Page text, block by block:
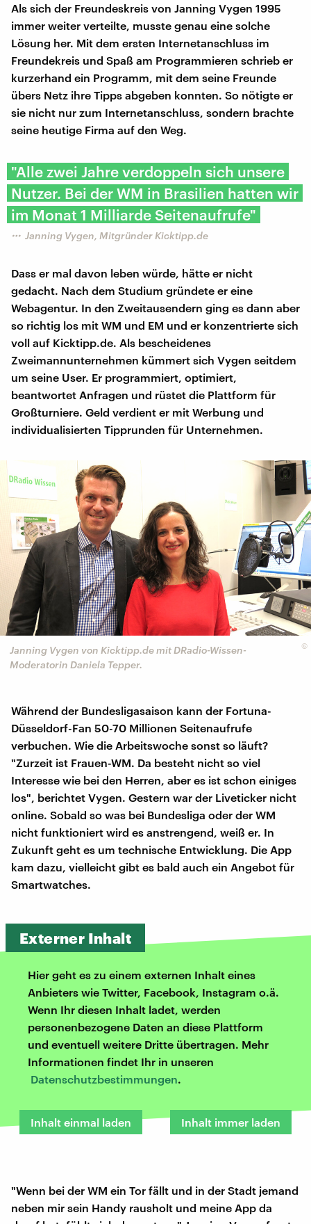
Als sich der Freundeskreis von Janning Vygen 1995
immer weiter verteilte, musste genau eine solche
Lösung her. Mit dem ersten Internetanschluss im
Freundekreis und Spaß am Programmieren schrieb er
kurzerhand ein Programm, mit dem seine Freunde
übers Netz ihre Tipps abgeben konnten. So nötigte er
sie nicht nur zum Internetanschluss, sondern brachte
seine heutige Firma auf den Weg.
"Alle zwei Jahre verdoppeln sich unsere
Nutzer. Bei der WM in Brasilien hatten wir
im Monat 1 Milliarde Seitenaufrufe"
Janning Vygen, Mitgründer Kicktipp.de
Dass er mal davon leben würde, hätte er nicht
gedacht. Nach dem Studium gründete er eine
Webagentur. In den Zweitausendern ging es dann aber
so richtig los mit WM und EM und er konzentrierte sich
voll auf Kicktipp.de. Als bescheidenes
Zweimannunternehmen kümmert sich Vygen seitdem
um seine User. Er programmiert, optimiert,
beantwortet Anfragen und rüstet die Plattform für
Großturniere. Geld verdient er mit Werbung und
individualisierten Tipprunden für Unternehmen.
©
Janning Vygen von Kicktipp.de mit DRadio-Wissen-
Moderatorin Daniela Tepper.
Während der Bundesligasaison kann der Fortuna-
Düsseldorf-Fan 50-70 Millionen Seitenaufrufe
verbuchen. Wie die Arbeitswoche sonst so läuft?
"Zurzeit ist Frauen-WM. Da besteht nicht so viel
Interesse wie bei den Herren, aber es ist schon einiges
los", berichtet Vygen. Gestern war der Liveticker nicht
online. Sobald so was bei Bundesliga oder der WM
nicht funktioniert wird es anstrengend, weiß er. In
Zukunft geht es um technische Entwicklung. Die App
kam dazu, vielleicht gibt es bald auch ein Angebot für
Smartwatches.
Externer Inhalt
Hier geht es zu einem externen Inhalt eines
Anbieters wie Twitter, Facebook, Instagram o.ä.
Wenn Ihr diesen Inhalt ladet, werden
personenbezogene Daten an diese Plattform
und eventuell weitere Dritte übertragen. Mehr
Informationen findet Ihr in unseren
Datenschutzbestimmungen.
Inhalt einmal laden Inhalt immer laden
"Wenn bei der WM ein Tor fällt und in der Stadt jemand
neben mir sein Handy rausholt und meine App da